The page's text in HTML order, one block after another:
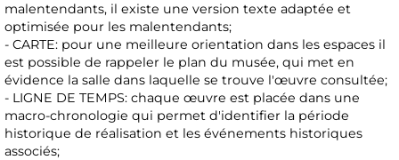
malentendants, il existe une version texte adaptée et
optimisée pour les malentendants;
- CARTE: pour une meilleure orientation dans les espaces il
est possible de rappeler le plan du musée, qui met en
évidence la salle dans laquelle se trouve l'œuvre consultée;
- LIGNE DE TEMPS: chaque œuvre est placée dans une
macro-chronologie qui permet d'identifier la période
historique de réalisation et les événements historiques
associés;